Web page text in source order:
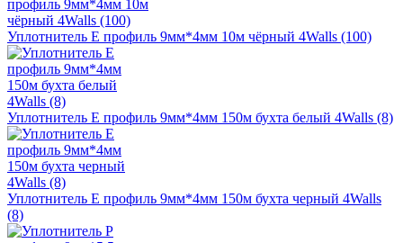
Уплотнитель E профиль 9мм*4мм 10м чёрный 4Walls (100)
Уплотнитель E профиль 9мм*4мм 150м бухта белый 4Walls (8)
Уплотнитель E профиль 9мм*4мм 150м бухта черный 4Walls
(8)